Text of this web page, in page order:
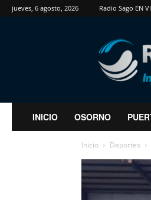
jueves, 6 agosto, 2026 Radio Sago EN
RadioSago
INICIO OSORNO
Inicio Deportes